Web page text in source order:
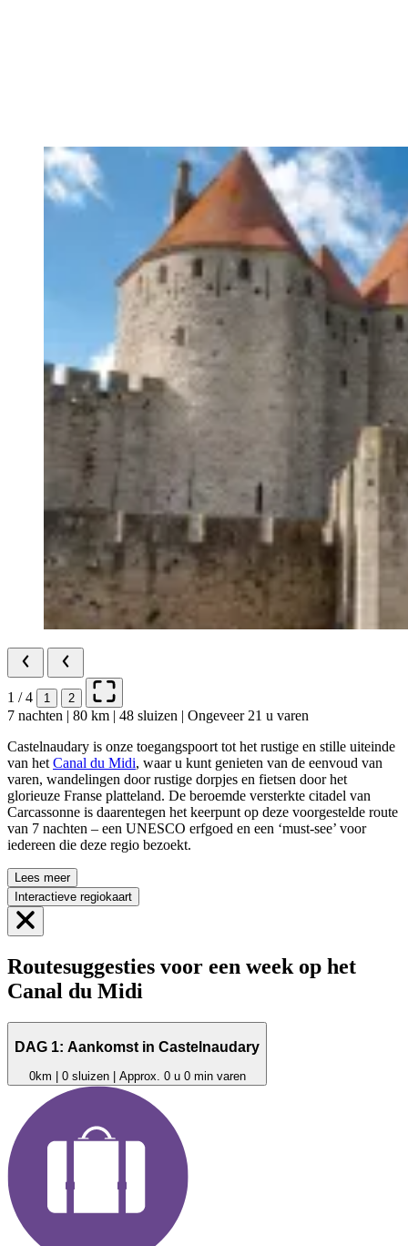
1 / 4 1 2
7 nachten | 80 km | 48 sluizen | Ongeveer 21 u varen
Castelnaudary is onze toegangspoort tot het rustige en stille uiteinde
van het Canal du Midi, waar u kunt genieten van de eenvoud van
varen, wandelingen door rustige dorpjes en fietsen door het
glorieuze Franse platteland. De beroemde versterkte citadel van
Carcassonne is daarentegen het keerpunt op deze voorgestelde route
van 7 nachten – een UNESCO erfgoed en een ‘must-see’ voor
iedereen die deze regio bezoekt.
Lees meer
Interactieve regiokaart
Routesuggesties voor een week op het
Canal du Midi
DAG 1: Aankomst in Castelnaudary
0km | 0 sluizen | Approx. 0 u 0 min varen